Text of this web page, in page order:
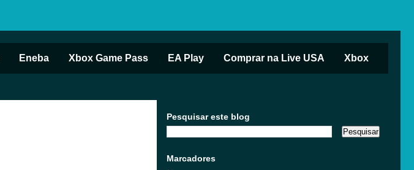
Eneba Xbox Game Pass EA Play Comprar na Live USA Xbox
Pesquisar este blog
Marcadores